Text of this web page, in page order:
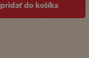
pridať do košíka